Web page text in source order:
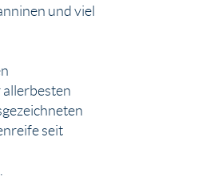
und viel
allerbesten
seit